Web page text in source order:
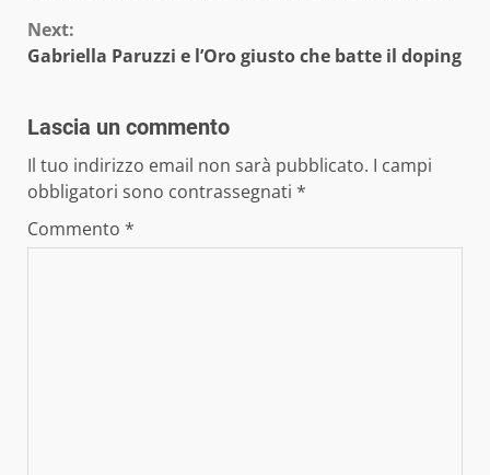
Next:
Gabriella Paruzzi e l’Oro giusto che batte il doping
Lascia un commento
Il tuo indirizzo email non sarà pubblicato. I campi
obbligatori sono contrassegnati *
Commento *